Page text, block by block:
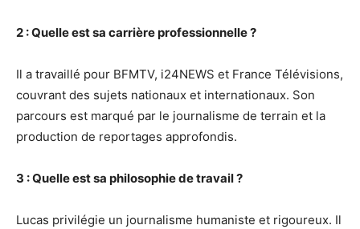
2 : Quelle est sa carrière professionnelle ?
Il a travaillé pour BFMTV, i24NEWS et France Télévisions,
couvrant des sujets nationaux et internationaux. Son
parcours est marqué par le journalisme de terrain et la
production de reportages approfondis.
3 : Quelle est sa philosophie de travail ?
Lucas privilégie un journalisme humaniste et rigoureux. Il